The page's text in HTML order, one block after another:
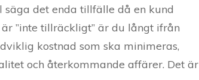
det enda tillfälle då en kund
är ”inte tillräckligt” är du långt ifrån
kostnad som ska minimeras,
och återkommande affärer. Det är